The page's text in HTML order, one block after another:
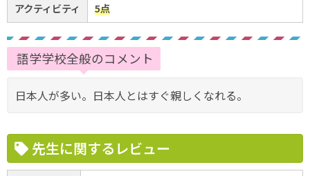
アクティビティ
5点
語学学校全般のコメント
日本人が多い。日本人とはすぐ親しくなれる。
先生に関するレビュー